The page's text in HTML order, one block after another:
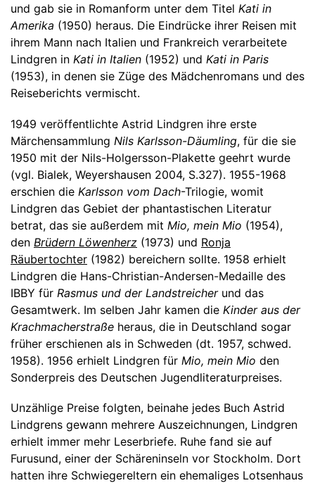
und gab sie in Romanform unter dem Titel Kati in
Amerika (1950) heraus. Die Eindrücke ihrer Reisen mit
ihrem Mann nach Italien und Frankreich verarbeitete
Lindgren in Kati in Italien (1952) und Kati in Paris
(1953), in denen sie Züge des Mädchenromans und des
Reiseberichts vermischt.
1949 veröffentlichte Astrid Lindgren ihre erste
Märchensammlung Nils Karlsson-Däumling, für die sie
1950 mit der Nils-Holgersson-Plakette geehrt wurde
(vgl. Bialek, Weyershausen 2004, S.327). 1955-1968
erschien die Karlsson vom Dach-Trilogie, womit
Lindgren das Gebiet der phantastischen Literatur
betrat, das sie außerdem mit Mio, mein Mio (1954),
den Brüdern Löwenherz (1973) und Ronja
Räubertochter (1982) bereichern sollte. 1958 erhielt
Lindgren die Hans-Christian-Andersen-Medaille des
IBBY für Rasmus und der Landstreicherund das
Gesamtwerk. Im selben Jahr kamen die Kinder aus der
Krachmacherstraße heraus, die in Deutschland sogar
früher erschienen als in Schweden (dt. 1957, schwed.
1958). 1956 erhielt Lindgren für Mio, mein Mio den
Sonderpreis des Deutschen Jugendliteraturpreises.
Unzählige Preise folgten, beinahe jedes Buch Astrid
Lindgrens gewann mehrere Auszeichnungen, Lindgren
erhielt immer mehr Leserbriefe. Ruhe fand sie auf
Furusund, einer der Schäreninseln vor Stockholm. Dort
hatten ihre Schwiegereltern ein ehemaliges Lotsenhaus